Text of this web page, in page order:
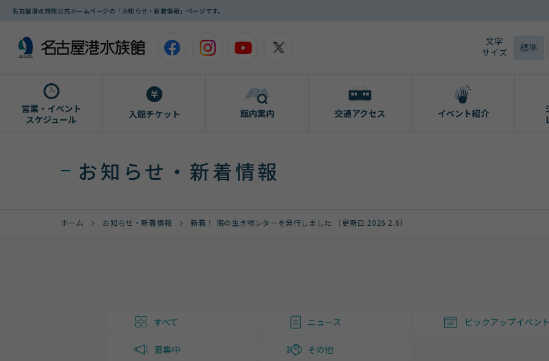
名古屋港水族館公式ホームページの「お知らせ・新着情報」ページです。
文字
サイズ
標準
営業・イベント
スケジュール
入館チケット 館内案内 交通アクセス イベント紹介
お知らせ・新着情報
ホーム お知らせ・新着情報 新着！ 海の生き物レターを発行しました （更新日:2026.2.6）
すべて ニュース ピックアップイベント
募集中 その他